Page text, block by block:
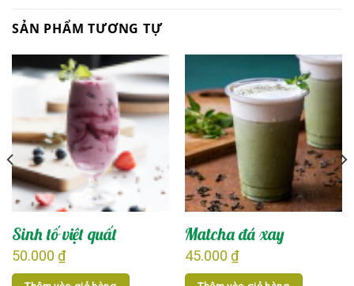
SẢN PHẨM TƯƠNG TỰ
Sinh tố việt quất
50.000 ₫
Matcha đá xay
45.000 ₫